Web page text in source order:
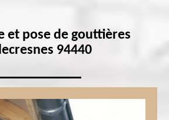
et pose de gouttières
94440